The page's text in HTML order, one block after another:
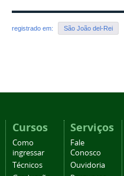
registrado em: São João del-Rei
Cursos
Como
ingressar
Técnicos
Serviços
Fale
Conosco
Ouvidoria